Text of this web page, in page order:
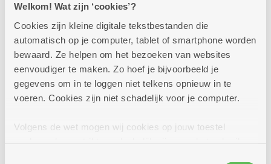
Welkom! Wat zijn ‘cookies’?
Cookies zijn kleine digitale tekstbestanden die
automatisch op je computer, tablet of smartphone worden
bewaard. Ze helpen om het bezoeken van websites
eenvoudiger te maken. Zo hoef je bijvoorbeeld je
gegevens om in te loggen niet telkens opnieuw in te
voeren. Cookies zijn niet schadelijk voor je computer.
Volgens de wet mogen wij cookies op jouw toestel
benten opwelke locatie deze patiënt verblijft (naam
woonzorgcentrum/locatie)
► Vermeld duidelijkwie je wenst te spreken: de
patiënt zelf of een medewerker van de (para)medische
dienst op de betreffende locatie
Indien de gewenste persoon op dat moment niet
terechtkomt: